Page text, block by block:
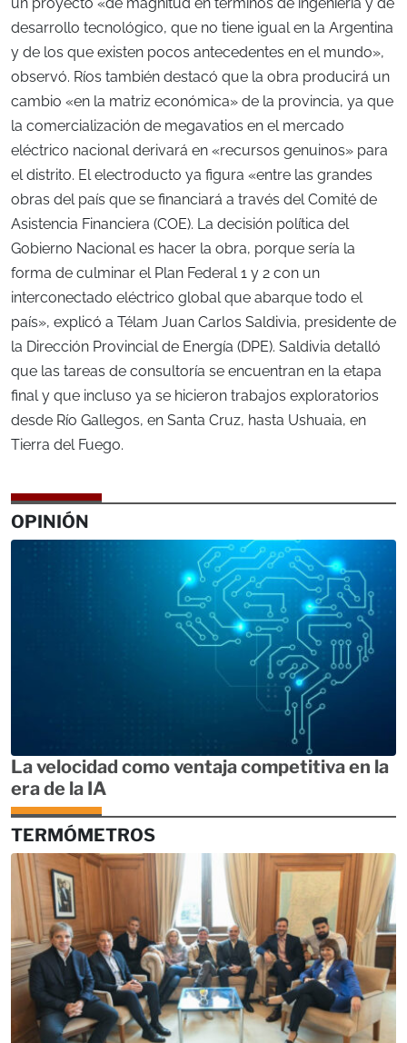
desarrollo tecnológico, que no tiene igual en la Argentina
y de los que existen pocos antecedentes en el mundo»,
observó. Ríos también destacó que la obra producirá un
cambio «en la matriz económica» de la provincia, ya que
la comercialización de megavatios en el mercado
eléctrico nacional derivará en «recursos genuinos» para
el distrito. El electroducto ya figura «entre las grandes
obras del país que se financiará a través del Comité de
Asistencia Financiera (COE). La decisión política del
Gobierno Nacional es hacer la obra, porque sería la
forma de culminar el Plan Federal 1 y 2 con un
interconectado eléctrico global que abarque todo el
país», explicó a Télam Juan Carlos Saldivia, presidente de
la Dirección Provincial de Energía (DPE). Saldivia detalló
que las tareas de consultoría se encuentran en la etapa
final y que incluso ya se hicieron trabajos exploratorios
desde Río Gallegos, en Santa Cruz, hasta Ushuaia, en
Tierra del Fuego.
OPINIÓN
La velocidad como ventaja competitiva en la
era de la IA
TERMÓMETROS